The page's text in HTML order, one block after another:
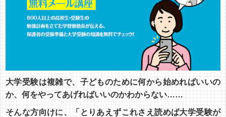
大学受験は複雑で、子どものために何から始めればいいの
か、何をやってあげればいいのかわからない……
そんな方向けに、「とりあえずこれさえ読めば大学受験が